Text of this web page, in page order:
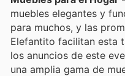
muebles elegantes y
para muchos, y las
Elefantito facilitan esta
los anuncios de este
una amplia gama de